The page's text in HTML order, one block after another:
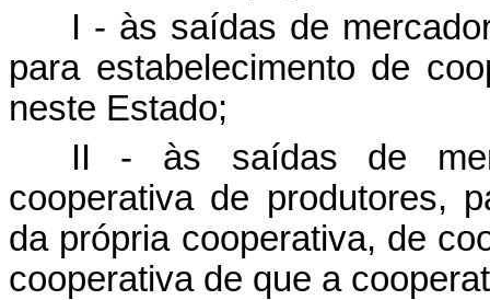
I - às saídas de
para estabelecimento de
neste Estado;
II - às saídas de
cooperativa de produtores,
da própria cooperativa, de
cooperativa de que a